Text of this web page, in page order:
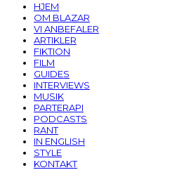
HJEM
OM BLAZAR
VI ANBEFALER
ARTIKLER
FIKTION
FILM
GUIDES
INTERVIEWS
MUSIK
PARTERAPI
PODCASTS
RANT
IN ENGLISH
STYLE
KONTAKT